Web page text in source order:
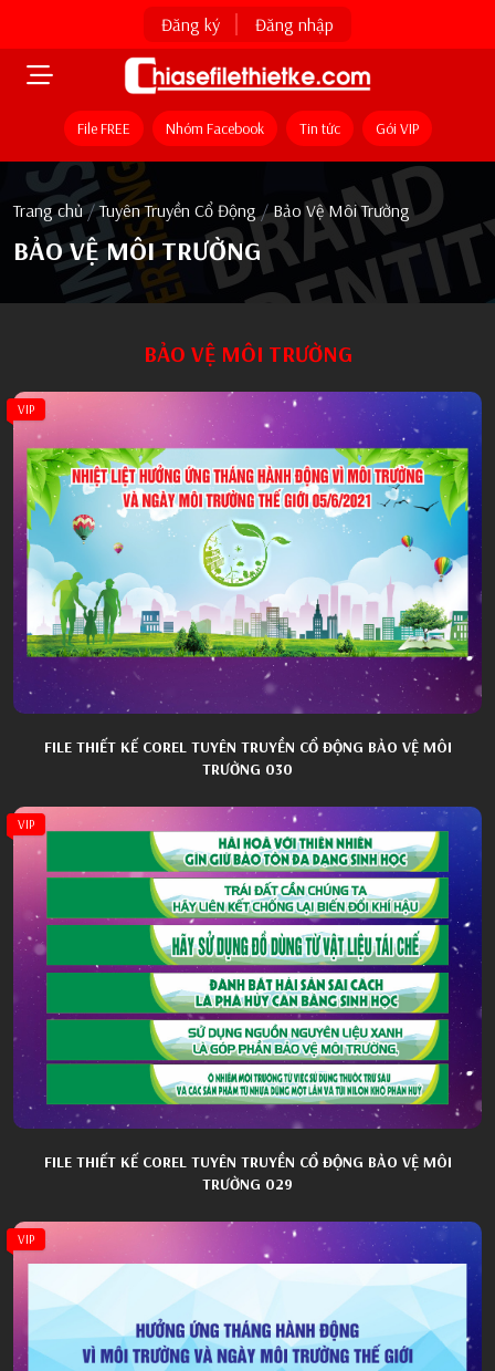
Đăng ký Đăng nhập
File FREE Nhóm Facebook Tin tức Gói VIP
Trang chủ / Tuyên Truyền Cổ Động / Bảo Vệ Môi Trường
BẢO VỆ MÔI TRƯỜNG
BẢO VỆ MÔI TRƯỜNG
VIP
FILE THIẾT KẾ COREL TUYÊN TRUYỀN CỔ ĐỘNG BẢO VỆ MÔI
TRƯỜNG 030
VIP
FILE THIẾT KẾ COREL TUYÊN TRUYỀN CỔ ĐỘNG BẢO VỆ MÔI
TRƯỜNG 029
VIP